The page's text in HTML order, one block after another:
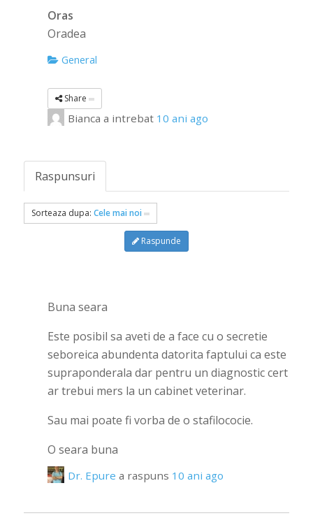
Oras
Oradea
General
Share
Bianca a intrebat 10 ani ago
Raspunsuri
Sorteaza dupa: Cele mai noi
Raspunde
Buna seara
Este posibil sa aveti de a face cu o secretie
seboreica abundenta datorita faptului ca este
supraponderala dar pentru un diagnostic cert
ar trebui mers la un cabinet veterinar.
Sau mai poate fi vorba de o stafilococie.
O seara buna
Dr. Epure a raspuns 10 ani ago